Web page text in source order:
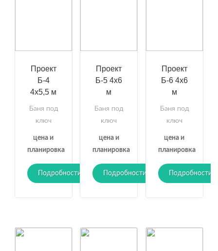
Проект
Б-4
4х5,5 м
Баня под
ключ
цена и
планировка
Подробности
Проект
Б-5 4х6
м
Баня под
ключ
цена и
планировка
Подробности
Проект
Б-6 4х6
м
Баня под
ключ
цена и
планировка
Подробности